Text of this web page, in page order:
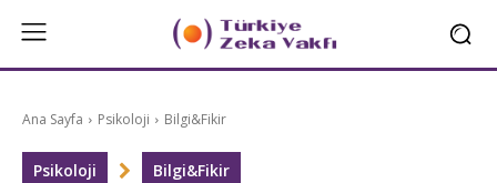
Ana Sayfa Psikoloji Bilgi&Fikir
Psikoloji Bilgi&Fikir